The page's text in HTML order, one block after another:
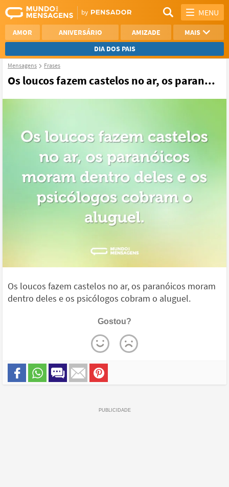
MENU
AMOR ANIVERSÁRIO AMIZADE
MAIS
DIA DOS PAIS
REFLEXÃO
Mensagens Frases
Os loucos fazem castelos no ar, os paran...
Os loucos fazem castelos no ar, os paranóicos moram
dentro deles e os psicólogos cobram o aluguel.
Gostou?